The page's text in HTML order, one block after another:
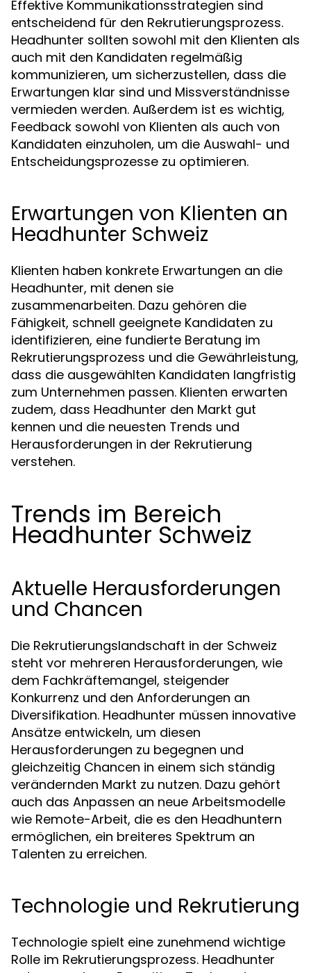
Effektive Kommunikationsstrategien sind
entscheidend für den Rekrutierungsprozess.
Headhunter sollten sowohl mit den Klienten als
auch mit den Kandidaten regelmäßig
kommunizieren, um sicherzustellen, dass die
Erwartungen klar sind und Missverständnisse
vermieden werden. Außerdem ist es wichtig,
Feedback sowohl von Klienten als auch von
Kandidaten einzuholen, um die Auswahl- und
Entscheidungsprozesse zu optimieren.
Erwartungen von Klienten an
Headhunter Schweiz
Klienten haben konkrete Erwartungen an die
Headhunter, mit denen sie
zusammenarbeiten. Dazu gehören die
Fähigkeit, schnell geeignete Kandidaten zu
identifizieren, eine fundierte Beratung im
Rekrutierungsprozess und die Gewährleistung,
dass die ausgewählten Kandidaten langfristig
zum Unternehmen passen. Klienten erwarten
zudem, dass Headhunter den Markt gut
kennen und die neuesten Trends und
Herausforderungen in der Rekrutierung
verstehen.
Trends im Bereich
Headhunter Schweiz
Aktuelle Herausforderungen
und Chancen
Die Rekrutierungslandschaft in der Schweiz
steht vor mehreren Herausforderungen, wie
dem Fachkräftemangel, steigender
Konkurrenz und den Anforderungen an
Diversifikation. Headhunter müssen innovative
Ansätze entwickeln, um diesen
Herausforderungen zu begegnen und
gleichzeitig Chancen in einem sich ständig
verändernden Markt zu nutzen. Dazu gehört
auch das Anpassen an neue Arbeitsmodelle
wie Remote-Arbeit, die es den Headhuntern
ermöglichen, ein breiteres Spektrum an
Talenten zu erreichen.
Technologie und Rekrutierung
Technologie spielt eine zunehmend wichtige
Rolle im Rekrutierungsprozess. Headhunter